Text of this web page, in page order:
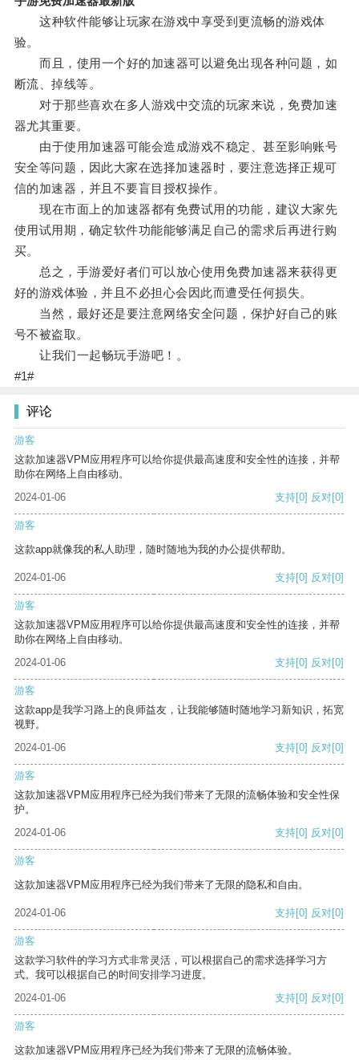
这种软件能够让玩家在游戏中享受到更流畅的游戏体
验。
而且，使用一个好的加速器可以避免出现各种问题，如
断流、掉线等。
对于那些喜欢在多人游戏中交流的玩家来说，免费加速
器尤其重要。
由于使用加速器可能会造成游戏不稳定、甚至影响账号
安全等问题，因此大家在选择加速器时，要注意选择正规可
信的加速器，并且不要盲目授权操作。
现在市面上的加速器都有免费试用的功能，建议大家先
使用试用期，确定软件功能能够满足自己的需求后再进行购
买。
总之，手游爱好者们可以放心使用免费加速器来获得更
好的游戏体验，并且不必担心会因此而遭受任何损失。
当然，最好还是要注意网络安全问题，保护好自己的账
号不被盗取。
让我们一起畅玩手游吧！。
#1#
评论
游客
这款加速器VPM应用程序可以给你提供最高速度和安全性的连接，并帮
助你在网络上自由移动。
2024-01-06
支持[0] 反对[0]
游客
这款app就像我的私人助理，随时随地为我的办公提供帮助。
2024-01-06 支持[0] 反对[0]
游客
这款加速器VPM应用程序可以给你提供最高速度和安全性的连接，并帮
助你在网络上自由移动。
2024-01-06
支持[0] 反对[0]
游客
这款app是我学习路上的良师益友，让我能够随时随地学习新知识，拓宽
视野。
2024-01-06
支持[0] 反对[0]
游客
这款加速器VPM应用程序已经为我们带来了无限的流畅体验和安全性保
护。
2024-01-06
支持[0] 反对[0]
游客
这款加速器VPM应用程序已经为我们带来了无限的隐私和自由。
2024-01-06 支持[0] 反对[0]
游客
这款学习软件的学习方式非常灵活，可以根据自己的需求选择学习方
式。我可以根据自己的时间安排学习进度。
2024-01-06
支持[0] 反对[0]
游客
这款加速器VPM应用程序已经为我们带来了无限的流畅体验。